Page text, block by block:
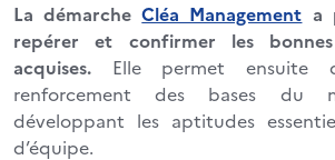
La démarcheCléa Management a
repérer et confirmer les
acquises. Elle permet ensuite
renforcement des bases du
développant les aptitudes
d’équipe.